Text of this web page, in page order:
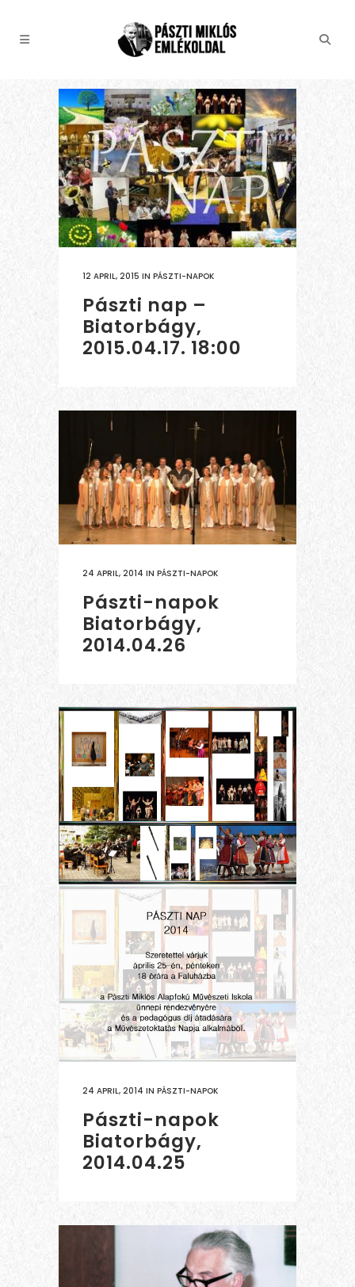
12 APRIL, 2015 IN PÁSZTI-NAPOK
Pászti nap –
Biatorbágy,
2015.04.17. 18:00
24 APRIL, 2014 IN PÁSZTI-NAPOK
Pászti-napok
Biatorbágy,
2014.04.26
24 APRIL, 2014 IN PÁSZTI-NAPOK
Pászti-napok
Biatorbágy,
2014.04.25